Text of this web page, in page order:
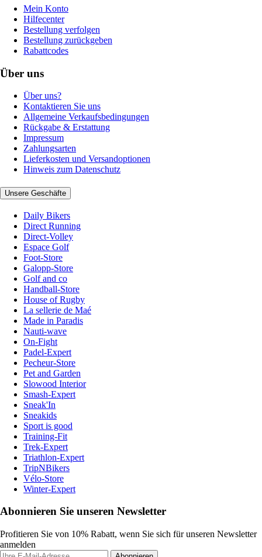
Mein Konto
Hilfecenter
Bestellung verfolgen
Bestellung zurückgeben
Rabattcodes
Über uns
Über uns?
Kontaktieren Sie uns
Allgemeine Verkaufsbedingungen
Rückgabe & Erstattung
Impressum
Zahlungsarten
Lieferkosten und Versandoptionen
Hinweis zum Datenschutz
Unsere Geschäfte
Daily Bikers
Direct Running
Direct-Volley
Espace Golf
Foot-Store
Galopp-Store
Golf and co
Handball-Store
House of Rugby
La sellerie de Maé
Made in Paradis
Nauti-wave
On-Fight
Padel-Expert
Pecheur-Store
Pet and Garden
Slowood Interior
Smash-Expert
Sneak'In
Sneakids
Sport is good
Training-Fit
Trek-Expert
Triathlon-Expert
TripNBikers
Vélo-Store
Winter-Expert
Abonnieren Sie unseren Newsletter
Profitieren Sie von 10% Rabatt, wenn Sie sich für unseren Newsletter
anmelden